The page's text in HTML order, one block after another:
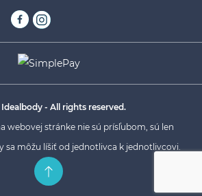
- All rights reserved.
webovej stránke nie sú prísľubom, sú len
sa môžu líšiť od jednotlivca k jednotlivcovi.